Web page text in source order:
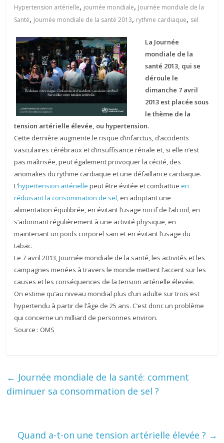
Hypertension artérielle, journée mondiale, Journée mondiale de la
Santé, Journée mondiale de la santé 2013, rythme cardiaque, sel
La Journée
mondiale de la
santé 2013, qui se
déroule le
dimanche 7 avril
2013 est placée sous
le thème de la
tension artérielle élevée, ou hypertension.
Cette dernière augmente le risque d’infarctus, d’accidents
vasculaires cérébraux et d’insuffisance rénale et, si elle n’est
pas maîtrisée, peut également provoquer la cécité, des
anomalies du rythme cardiaque et une défaillance cardiaque.
L’hypertension artérielle peut être évitée et combattueen
réduisant la consommation de sel, en adoptant une
alimentation équilibrée, en évitant l’usage nocif de l’alcool, en
s’adonnant régulièrement à une activité physique, en
maintenant un poids corporel sain et en évitant l’usage du
tabac.
Le 7 avril 2013, Journée mondiale de la santé, les activités et les
campagnes menées à travers le monde mettent l’accent sur les
causes et les conséquences de la tension artérielle élevée.
On estime qu’au niveau mondial plus d’un adulte sur trois est
hypertendu à partir de l’âge de 25 ans. C’est donc un problème
qui concerne un milliard de personnes environ.
Source : OMS
← Journée mondiale de la santé: comment
diminuer sa consommation de sel ?
Quand a-t-on une tension artérielle élevée ? →